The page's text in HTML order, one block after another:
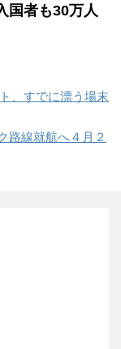
国者も30万人
、すでに漂う場末
路線就航へ４月２